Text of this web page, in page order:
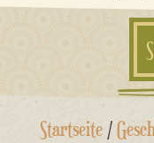
Zum
Inhalt
Startseite/